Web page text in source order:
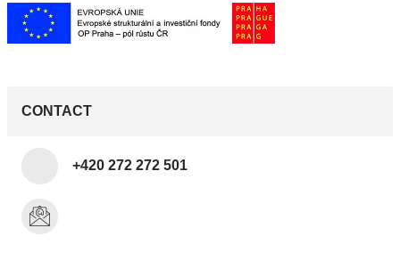
CONTACT
+420 272 272 501